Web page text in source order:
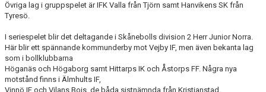
Övriga lag i gruppspelet är IFK Valla från Tjörn samt Hanvikens SK från
Tyresö.
I seriespelet blir det deltagande i Skånebolls division 2 Herr Junior Norra.
Här blir ett spännande kommunderby mot Vejby IF, men även bekanta lag
som i bollklubbarna
Höganäs och Högaborg samt Hittarps IK och Åstorps FF. Några nya
motstånd finns i Älmhults IF,
Vinnö IF och Vilans Bois, de båda sistnämnda från Kristianstad.